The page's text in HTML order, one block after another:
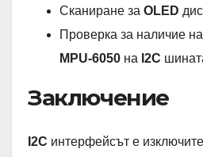
Сканиране за OLED
Проверка за наличие
MPU-6050 на I2C
Заключение
I2C интерфейсът е